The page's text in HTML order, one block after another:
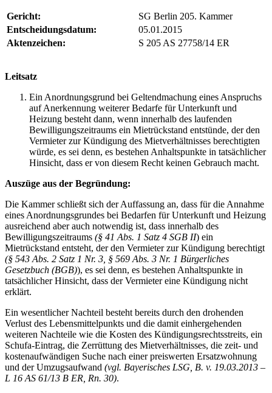
Gericht:
SG Berlin 205. Kammer
Entscheidungsdatum:
05.01.2015
Aktenzeichen:
S 205 AS 27758/14 ER
Leitsatz
Ein Anordnungsgrund bei Geltendmachung eines Anspruchs
auf Anerkennung weiterer Bedarfe für Unterkunft und
Heizung besteht dann, wenn innerhalb des laufenden
Bewilligungszeitraums ein Mietrückstand entstünde, der den
Vermieter zur Kündigung des Mietverhältnisses berechtigten
würde, es sei denn, es bestehen Anhaltspunkte in tatsächlicher
Hinsicht, dass er von diesem Recht keinen Gebrauch macht.
Auszüge aus der Begründung:
Die Kammer schließt sich der Auffassung an, dass für die Annahme
eines Anordnungsgrundes bei Bedarfen für Unterkunft und Heizung
ausreichend aber auch notwendig ist, dass innerhalb des
Bewilligungszeitraums (§ 41 Abs. 1 Satz 4 SGB II) ein
Mietrückstand entsteht, der den Vermieter zur Kündigung berechtigt
(§ 543 Abs. 2 Satz 1 Nr. 3, § 569 Abs. 3 Nr. 1 Bürgerliches
Gesetzbuch (BGB)), es sei denn, es bestehen Anhaltspunkte in
tatsächlicher Hinsicht, dass der Vermieter eine Kündigung nicht
erklärt.
Ein wesentlicher Nachteil besteht bereits durch den drohenden
Verlust des Lebensmittelpunkts und die damit einhergehenden
weiteren Nachteile wie die Kosten des Kündigungsrechtsstreits, ein
Schufa-Eintrag, die Zerrüttung des Mietverhältnisses, die zeit- und
kostenaufwändigen Suche nach einer preiswerten Ersatzwohnung
und der Umzugsaufwand (vgl. Bayerisches LSG, B. v. 19.03.2013 –
L 16 AS 61/13 B ER, Rn. 30).